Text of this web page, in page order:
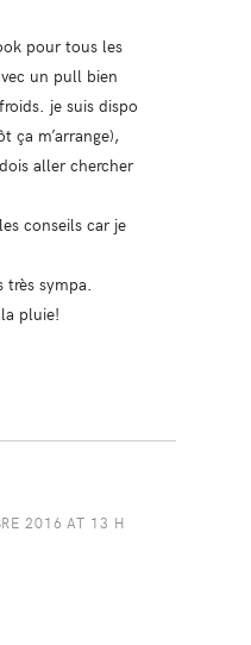
pour tous les
un pull bien
je suis dispo
ça m’arrange),
aller chercher
conseils car je
très sympa.
pluie!
2016 AT 13 H